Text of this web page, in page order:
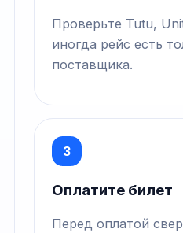
Проверьте Tutu,
иногда рейс есть
поставщика.
3
Оплатите билет
Перед оплатой